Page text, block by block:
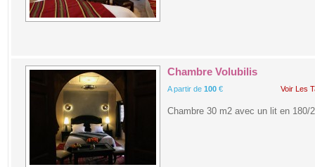
Chambre Volubilis
A partir de 100 € Voir Les
Chambre 30 m2 avec un lit en 180/